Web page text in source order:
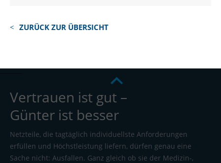
ZURÜCK ZUR ÜBERSICHT
Vertrauen ist gut –
Günter ist besser
Netzteile, die tagtäglich individuellste Anforderungen
erfüllen und Höchstleistung liefern, dürfen genau eine
Sache nicht: Ausfallen. Ganz gleich ob sie der Medizin-,